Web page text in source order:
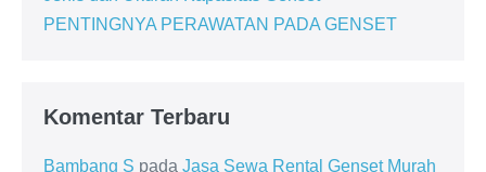
PENTINGNYA PERAWATAN PADA GENSET
Komentar Terbaru
Bambang S pada Jasa Sewa Rental Genset Murah